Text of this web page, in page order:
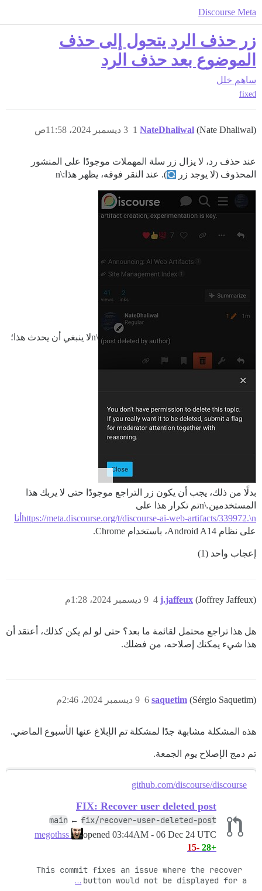
Discourse Meta
زر حذف الرد يتحول إلى حذف
الموضوع بعد حذف الرد
ساهم خلل
fixed
NateDhaliwal (Nate Dhaliwal) 3 ديسمبر 2024، 11:58ص 1
عند حذف رد، لا يزال زر سلة المهملات موجودًا على المنشور
المحذوف (لا يوجد زر
). عند النقر فوقه، يظهر هذا:\n
\nلا ينبغي أن يحدث هذا؛
بدلًا من ذلك، يجب أن يكون زر التراجع موجودًا حتى لا يربك هذا
المستخدمين.\nتم تكرار هذا على
https://meta.discourse.org/t/discourse-ai-web-artifacts/339972.\nأنا
على نظام Android A14، باستخدام Chrome.
إعجاب واحد (1)
j.jaffeux (Joffrey Jaffeux) 9 ديسمبر 2024، 1:28م 4
هل هذا تراجع محتمل لقائمة ما بعد؟ حتى لو لم يكن كذلك، أعتقد أن
هذا شيء يمكنك إصلاحه، من فضلك.
saquetim (Sérgio Saquetim) 9 ديسمبر 2024، 2:46م 6
هذه المشكلة مشابهة جدًا لمشكلة تم الإبلاغ عنها الأسبوع الماضي.
تم دمج الإصلاح يوم الجمعة.
github.com/discourse/discourse
FIX: Recover user deleted post
main ← fix/recover-user-deleted-post
opened 03:44AM - 06 Dec 24 UTC
+28
-15
This commit fixes an issue where the recover
button would not be displayed for a
…